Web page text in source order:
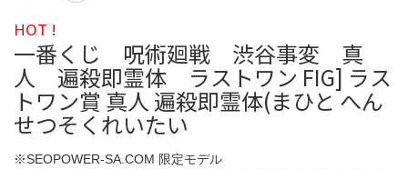
HOT !
一番くじ 呪術廻戦 渋谷事変 真
人 遍殺即霊体 ラストワン FIG] ラス
トワン賞 真人 遍殺即霊体(まひと へん
せつそくれいたい
※SEOPOWER-SA.COM 限定モデル